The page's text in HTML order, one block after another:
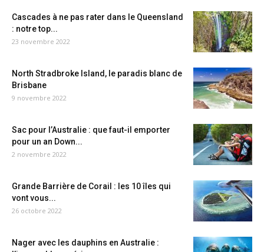
Cascades à ne pas rater dans le Queensland
: notre top...
23 novembre 2022
North Stradbroke Island, le paradis blanc de
Brisbane
9 novembre 2022
Sac pour l’Australie : que faut-il emporter
pour un an Down...
2 novembre 2022
Grande Barrière de Corail : les 10 îles qui
vont vous...
26 octobre 2022
Nager avec les dauphins en Australie :